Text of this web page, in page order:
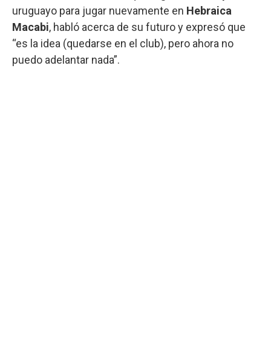
uruguayo para jugar nuevamente en Hebraica
Macabi, habló acerca de su futuro y expresó que
“es la idea (quedarse en el club), pero ahora no
puedo adelantar nada”.